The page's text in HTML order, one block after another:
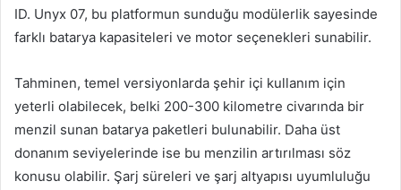
ID. Unyx 07, bu platformun sunduğu modülerlik sayesinde
farklı batarya kapasiteleri ve motor seçenekleri sunabilir.
Tahminen, temel versiyonlarda şehir içi kullanım için
yeterli olabilecek, belki 200-300 kilometre civarında bir
menzil sunan batarya paketleri bulunabilir. Daha üst
donanım seviyelerinde ise bu menzilin artırılması söz
konusu olabilir. Şarj süreleri ve şarj altyapısı uyumluluğu